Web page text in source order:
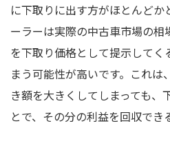
に下取りに出す方がほとんどか
ーラーは実際の中古車市場の
を下取り価格として提示してく
まう可能性が高いです。これは
き額を大きくしてしまっても、
とで、その分の利益を回収でき